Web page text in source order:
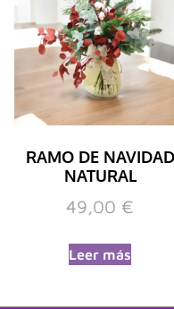
RAMO DE NAVIDAD
NATURAL
49,00 €
Leer más